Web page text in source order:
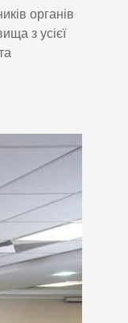
органів
з усієї